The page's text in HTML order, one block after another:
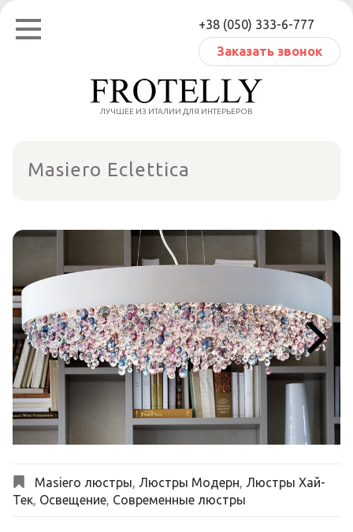
Перейти
содержанию
+38 (050) 333-6-777
Заказать звонок
ЛУЧШЕЕ ИЗ ИТАЛИИ ДЛЯ ИНТЕРЬЕРОВ
Masiero Eclettica
Next
Masiero люстры, Люстры Модерн, Люстры Хай-
Тек, Освещение, Современные люстры